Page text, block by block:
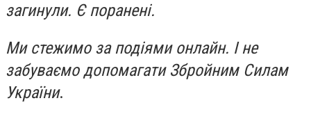
загинули. Є поранені.
Ми стежимо за подіями онлайн. І не
забуваємо допомагати Збройним Силам
України.